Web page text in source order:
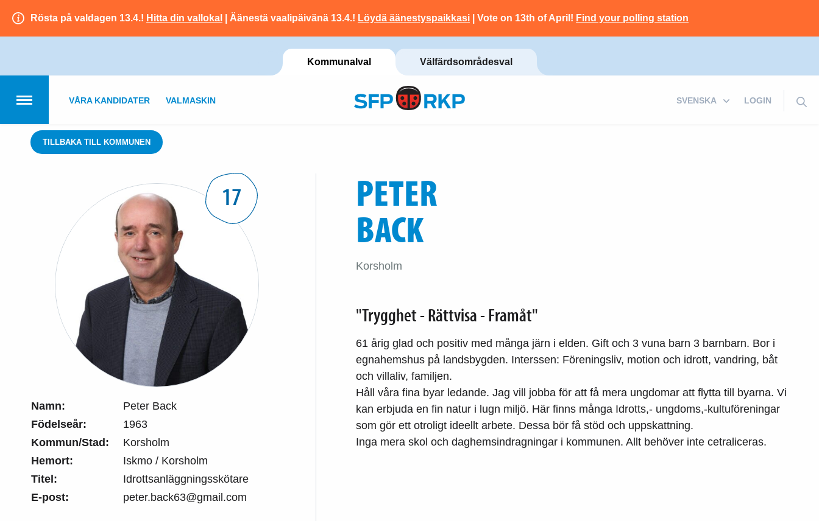
Rösta på valdagen 13.4.! Hitta din vallokal | Äänestä vaalipäivänä 13.4.! Löydä äänestyspaikkasi | Vote on 13th of April! Find your polling station
Kommunalval Välfärdsområdesval
LOGIN
VÅRA KANDIDATER VALMASKIN
TILLBAKA TILL KOMMUNEN
17
Namn:
Peter Back
Födelseår:
1963
Kommun/Stad:
Korsholm
Hemort:
Iskmo / Korsholm
Titel:
Idrottsanläggningsskötare
E-post:
peter.back63@gmail.com
PETER
BACK
Korsholm
"Trygghet - Rättvisa - Framåt"
61 årig glad och positiv med många järn i elden. Gift och 3 vuna barn 3 barnbarn. Bor i
egnahemshus på landsbygden. Interssen: Föreningsliv, motion och idrott, vandring, båt
och villaliv, familjen.
Håll våra fina byar ledande. Jag vill jobba för att få mera ungdomar att flytta till byarna. Vi
kan erbjuda en fin natur i lugn miljö. Här finns många Idrotts,- ungdoms,-kultuföreningar
som gör ett otroligt ideellt arbete. Dessa bör få stöd och uppskattning.
Inga mera skol och daghemsindragningar i kommunen. Allt behöver inte cetraliceras.